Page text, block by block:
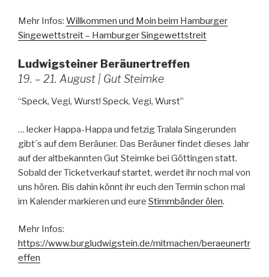
Mehr Infos: Willkommen und Moin beim Hamburger
Singewettstreit – Hamburger Singewettstreit
Ludwigsteiner Beräunertreffen
19. – 21. August | Gut Steimke
“Speck, Vegi, Wurst! Speck, Vegi, Wurst”
… lecker Happa-Happa und fetzig Tralala Singerunden
gibt´s auf dem Beräuner. Das Beräuner findet dieses Jahr
auf der altbekannten Gut Steimke bei Göttingen statt.
Sobald der Ticketverkauf startet, werdet ihr noch mal von
uns hören. Bis dahin könnt ihr euch den Termin schon mal
im Kalender markieren und eure Stimmbänder ölen.
Mehr Infos:
https://www.burgludwigstein.de/mitmachen/beraeunertr
effen